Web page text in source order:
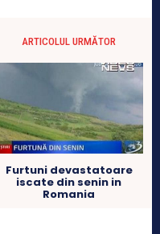
ARTICOLUL URMĂTOR
Furtuni devastatoare
iscate din senin in
Romania